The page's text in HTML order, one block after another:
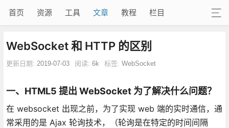
首页 资源 工具 文章 教程 栏目
WebSocket 和 HTTP 的区别
更新日期: 2019-07-03 阅读: 6k 标签: WebSocket
一、HTML5 提出 WebSocket 为了解决什么问题？
在 websocket 出现之前，为了实现 web 端的实时通信，通
常采用的是 Ajax 轮询技术，（轮询是在特定的时间间隔